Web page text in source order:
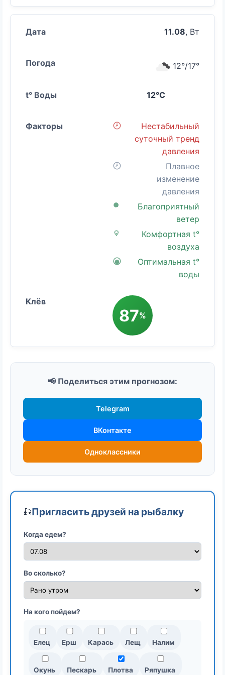
11.08, Вт
12°/17°
12°C
Нестабильный
суточный тренд
давления
Плавное
изменение
давления
Благоприятный
ветер
Комфортная t°
воздуха
Оптимальная t°
воды
87%
📢 Поделиться этим прогнозом:
Telegram
ВКонтакте
Одноклассники
🎣Пригласить друзей на рыбалку
Когда едем?
Во сколько?
На кого пойдем?
Елец Ерш Карась Лещ Налим
Окунь Пескарь Плотва Ряпушка